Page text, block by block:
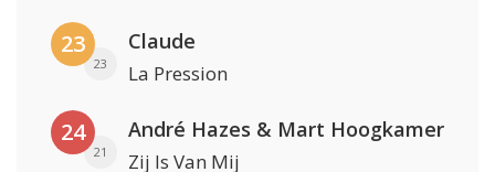
23
23
Claude
La Pression
24
21
André Hazes & Mart Hoogkamer
Zij Is Van Mij